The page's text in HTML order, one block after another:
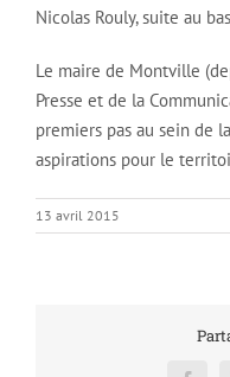
Nicolas Rouly, suite au
Le maire de Montville
Presse et de la
premiers pas au sein de
aspirations pour le
13 avril 2015